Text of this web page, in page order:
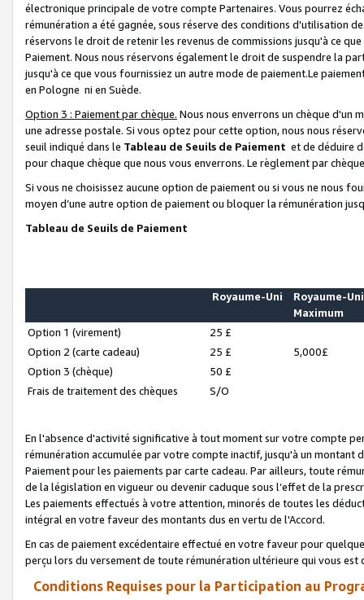
électronique principale de votre compte Partenaires. Vous pourrez
rémunération a été gagnée, sous réserve des conditions d'utilisation
réservons le droit de retenir les revenus de commissions jusqu'à ce
Paiement. Nous nous réservons également le droit de suspendre la
jusqu'à ce que vous fournissiez un autre mode de paiement.Le
en Pologne ni en Suède.
Option 3 : Paiement par chèque. Nous nous enverrons un chèque d'un
une adresse postale. Si vous optez pour cette option, nous nous
seuil indiqué dans le Tableau de Seuils de Paiement et de déduire
pour chaque chèque que nous vous enverrons. Le règlement par
Si vous ne choisissez aucune option de paiement ou si vous ne nous
moyen d’une autre option de paiement ou bloquer la rémunération
Tableau de Seuils de Paiement
Royaume-Uni
Royaume-Uni
Maximum
Option 1 (virement)
25 £
Option 2 (carte cadeau)
25 £
5,000£
Option 3 (chèque)
50 £
Frais de traitement des chèques
S/O
En l'absence d'activité significative à tout moment sur votre compte
rémunération accumulée par votre compte inactif, jusqu'à un montant
Paiement pour les paiements par carte cadeau. Par ailleurs, toute
de la législation en vigueur ou devenir caduque sous l’effet de la
Les paiements effectués à votre attention, minorés de toutes les
intégral en votre faveur des montants dus en vertu de l'Accord.
En cas de paiement excédentaire effectué en votre faveur pour
perçu lors du versement de toute rémunération ultérieure qui vous est
Conditions Requises pour la Participation au